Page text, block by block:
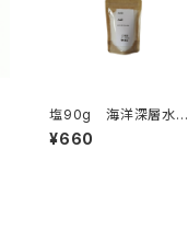
塩90g 海洋深層水の
薪炊き
¥660